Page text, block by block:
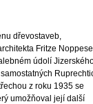
dřevostaveb,
Fritze
údolí
z roku 1935 se
umožňoval její další